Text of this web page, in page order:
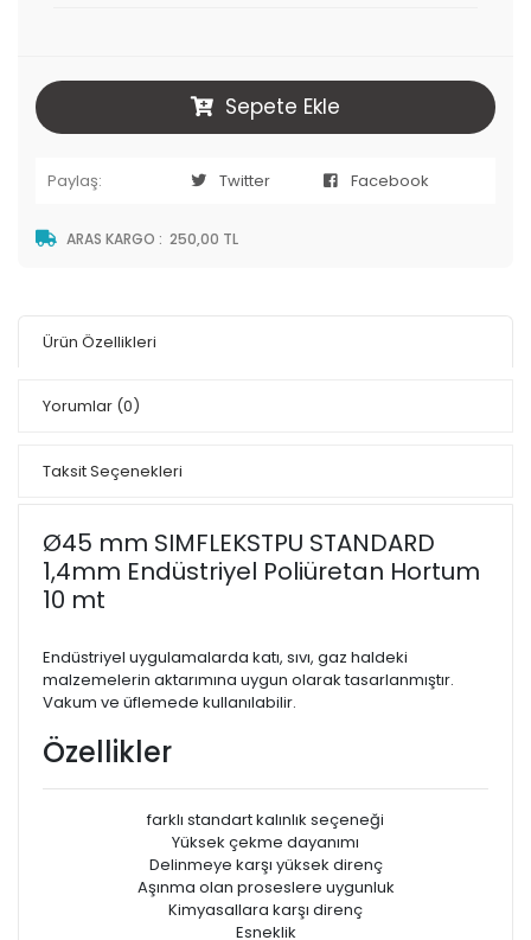
Sepete Ekle
Paylaş: Twitter Facebook
ARAS KARGO : 250,00 TL
Ürün Özellikleri
Yorumlar (0)
Taksit Seçenekleri
Ø45 mm SIMFLEKSTPU STANDARD
1,4mm Endüstriyel Poliüretan Hortum
10 mt
Endüstriyel uygulamalarda katı, sıvı, gaz haldeki
malzemelerin aktarımına uygun olarak tasarlanmıştır.
Vakum ve üflemede kullanılabilir.
Özellikler
farklı standart kalınlık seçeneği
Yüksek çekme dayanımı
Delinmeye karşı yüksek direnç
Aşınma olan proseslere uygunluk
Kimyasallara karşı direnç
Esneklik